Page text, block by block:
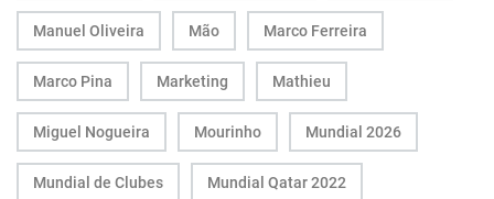
Manuel Oliveira Mão Marco Ferreira
Marco Pina Marketing Mathieu
Miguel Nogueira Mourinho Mundial 2026
Mundial de Clubes Mundial Qatar 2022